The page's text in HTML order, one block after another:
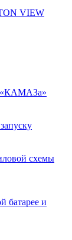
VIEW
«КАМАЗа»
схемы
батарее и